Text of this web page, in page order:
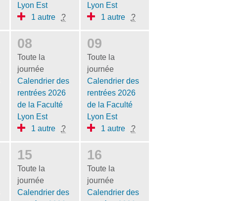
Lyon Est
1 autre
?
Lyon Est
1 autre
?
08
Toute la
journée
Calendrier des
rentrées 2026
de la Faculté
Lyon Est
1 autre
?
09
Toute la
journée
Calendrier des
rentrées 2026
de la Faculté
Lyon Est
1 autre
?
15
Toute la
journée
Calendrier des
16
Toute la
journée
Calendrier des